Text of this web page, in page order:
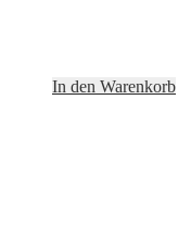
In den Warenkorb